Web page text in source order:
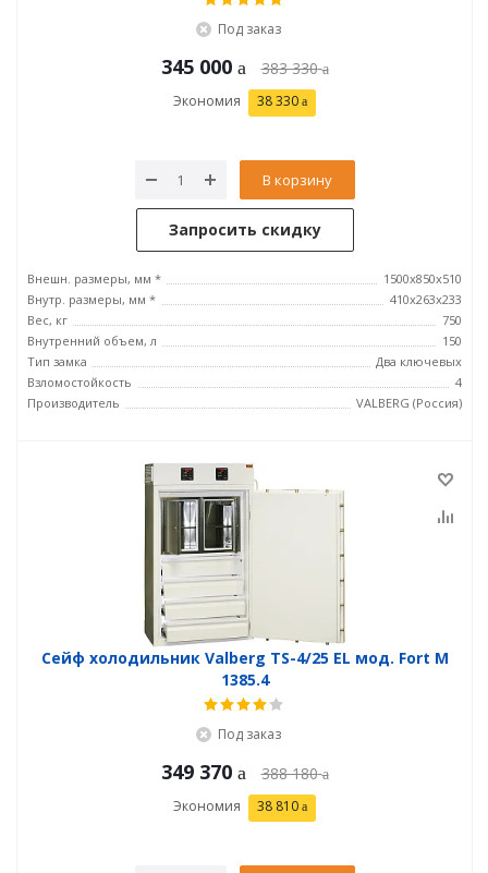
Под заказ
345 000 383 330
Экономия 38 330
В корзину
Запросить скидку
Внешн. размеры, мм *
1500x850x510
Внутр. размеры, мм *
410x263x233
Вес, кг
750
Внутренний объем, л
150
Тип замка
Два ключевых
Взломостойкость
4
Производитель
VALBERG (Россия)
Сейф холодильник Valberg TS-4/25 EL мод. Fort М
1385.4
Под заказ
349 370 388 180
Экономия 38 810